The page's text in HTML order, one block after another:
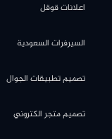
اعلانات قوقل
السيرفرات السعودية
تصميم تطبيقات الجوال
تصميم متجر الكتروني